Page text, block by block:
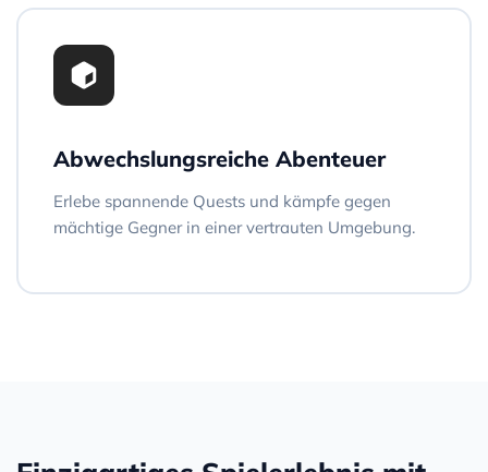
Abwechslungsreiche Abenteuer
Erlebe spannende Quests und kämpfe gegen
mächtige Gegner in einer vertrauten Umgebung.